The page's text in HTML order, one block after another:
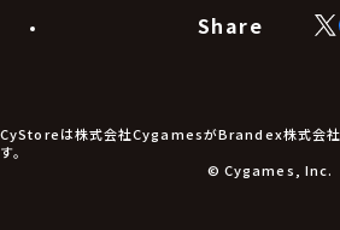
食品・飲料品
アパレル小物
アクセサリー
Share
CyStoreは株式会社CygamesがBrandex株式会社
す。
© Cygames, Inc.